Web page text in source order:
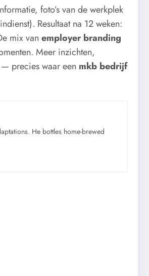
foto’s van de werkplek
Resultaat na 12 weken:
mix van employer branding
Meer inzichten,
precies waar een mkb bedrijf
He bottles home-brewed